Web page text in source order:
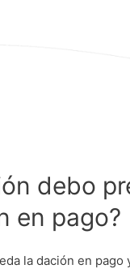
debo
en pago?
la dación en